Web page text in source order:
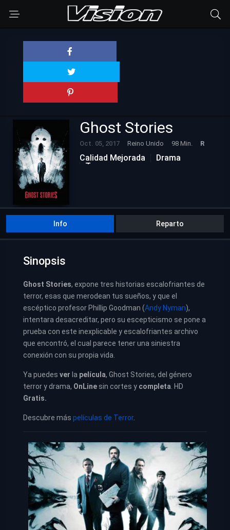
Ghost Stories
Oct. 05, 2017 Reino Unido 98 Min. R
Calidad Mejorada
Drama
Terror
Info Reparto
Sinopsis
Ghost Stories, expone tres historias escalofriantes de
terror, esas que merodean tus sueños, y que el
escéptico profesor Phillip Goodman (Andy Nyman),
intentara desacreditar, pero su escepticismo se pone a
prueba con este inexplicable y escalofriantes archivo
que encontró, el cual parece tener una siniestra
conexión con su propia vida.
Ya puedes ver la película, Ghost Stories, del género
terror y drama, OnLine sin cortes y completa . HD
Gratis.
Descubre más películas de Terror.